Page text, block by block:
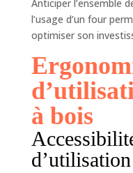
Anticiper l’ensemble
l’usage d’un four
optimiser son
à bois
d’utilisation